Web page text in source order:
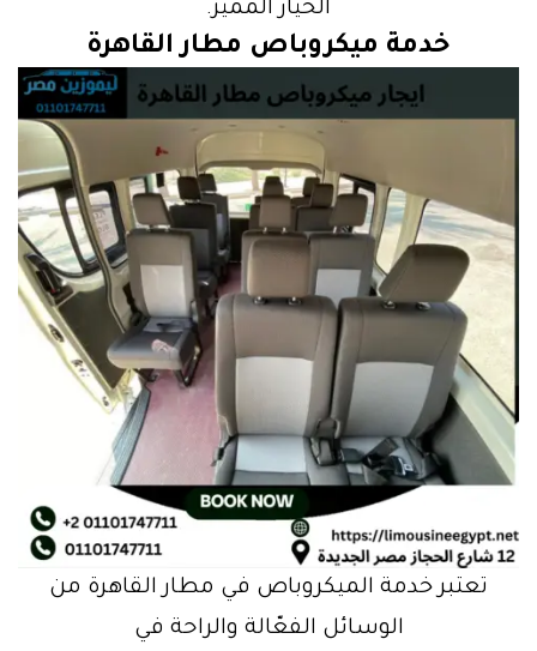
الخيار المميز.
خدمة ميكروباص مطار القاهرة
تعتبر خدمة الميكروباص في مطار القاهرة من
الوسائل الفعّالة والراحة في